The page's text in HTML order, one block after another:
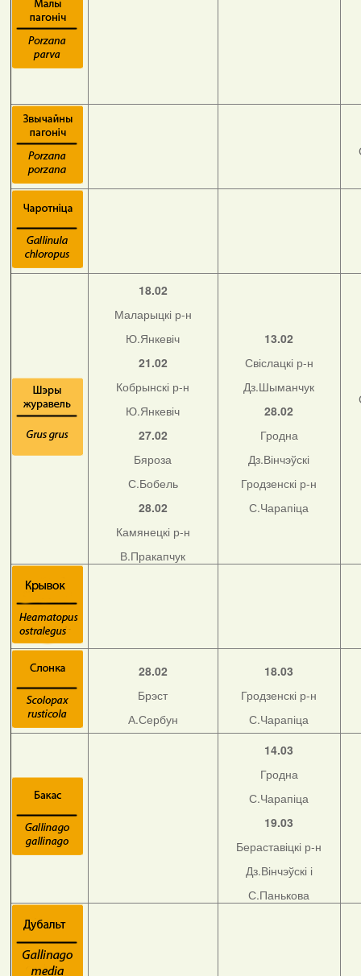
18.02
Маларыцкі р-н
Ю.Янкевіч
21.02
Кобрынскі р-н
Ю.Янкевіч
27.02
Бяроза
С.Бобель
28.02
Камянецкі р-н
В.Пракапчук
13.02
Свіслацкі р-н
Дз.Шыманчук
28.02
Гродна
Дз.Вінчэўскі
Гродзенскі р-н
С.Чарапіца
28.02
Брэст
А.Сербун
18.03
Гродзенскі р-н
С.Чарапіца
14.03
Гродна
С.Чарапіца
19.03
Бераставіцкі р-н
Дз.Вінчэўскі і
С.Панькова